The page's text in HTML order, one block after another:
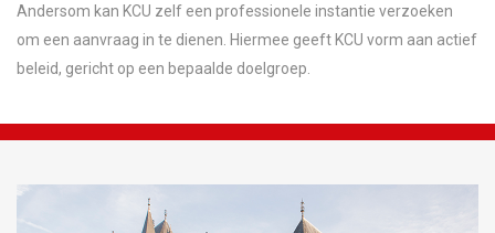
Andersom kan KCU zelf een professionele instantie verzoeken
om een aanvraag in te dienen. Hiermee geeft KCU vorm aan actief
beleid, gericht op een bepaalde doelgroep.